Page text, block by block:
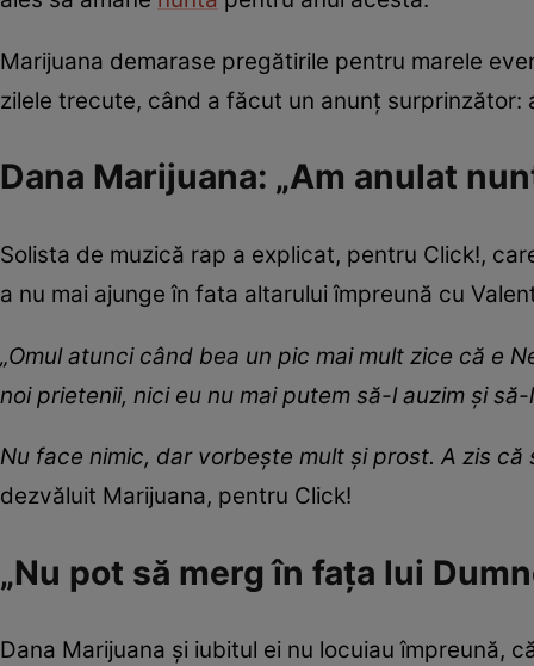
Marijuana demarase pregătirile pentru marele
zilele trecute, când a făcut un anunț
Dana Marijuana: „Am anulat
Solista de muzică rap a explicat, pentru Click!,
a nu mai ajunge în fata altarului împreună cu
„Omul atunci când bea un pic mai mult zice că e
noi prietenii, nici eu nu mai putem să-l auzim și
Nu face nimic, dar vorbește mult și prost. A zis
dezvăluit Marijuana, pentru Click!
„Nu pot să merg în fața lui
Dana Marijuana și iubitul ei nu locuiau împreună,